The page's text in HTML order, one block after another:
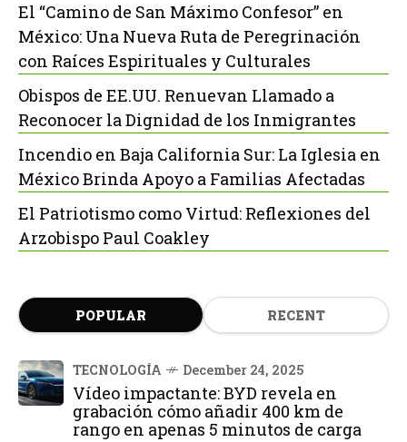
El “Camino de San Máximo Confesor” en
México: Una Nueva Ruta de Peregrinación
con Raíces Espirituales y Culturales
Obispos de EE.UU. Renuevan Llamado a
Reconocer la Dignidad de los Inmigrantes
Incendio en Baja California Sur: La Iglesia en
México Brinda Apoyo a Familias Afectadas
El Patriotismo como Virtud: Reflexiones del
Arzobispo Paul Coakley
POPULAR RECENT
TECNOLOGÍA December 24, 2025
Vídeo impactante: BYD revela en
grabación cómo añadir 400 km de
rango en apenas 5 minutos de carga